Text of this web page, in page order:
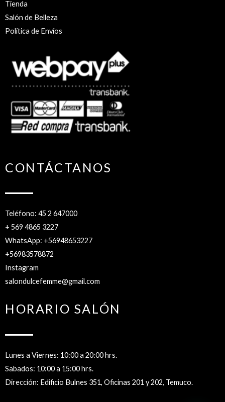
Tienda
Salón de Belleza
Política de Envíos
CONTÁCTANOS
Teléfono: 45 2 647000
+ 569 4865 3227
WhatsApp: +56948653227
+56983578872
Instagram
salondulcefemme@gmail.com
HORARIO SALÓN
Lunes a Viernes: 10:00 a 20:00 hrs.
Sabados: 10:00 a 15:00 hrs.
Dirección: Edificio Bulnes 351, Oficinas 201 y 202, Temuco.